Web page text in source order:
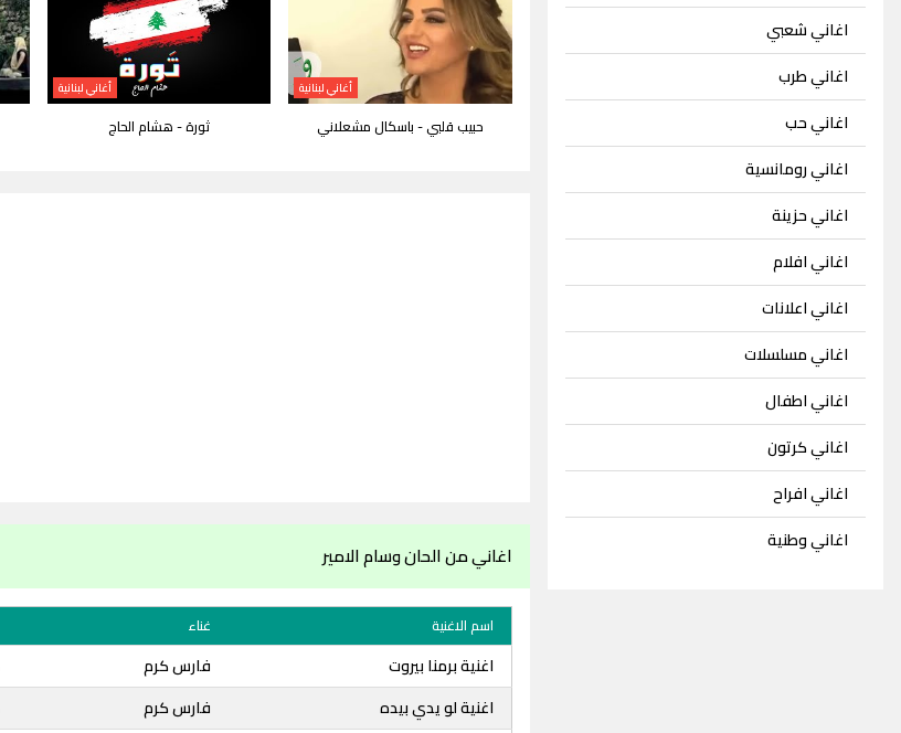
اغاني شعبي
اغاني طرب
اغاني حب
اغاني رومانسية
اغاني حزينة
اغاني افلام
اغاني اعلانات
اغاني مسلسلات
اغاني اطفال
اغاني كرتون
اغاني افراح
اغاني وطنية
أغاني لبنانية
حبيب قلبي - باسكال مشعلاني
أغاني لبنانية
ثورة - هشام الحاج
اغاني من الحان وسام الامير
اسم الاغنية غناء
اغنية برمنا بيروت فارس كرم
اغنية لو يدي بيده
فارس كرم